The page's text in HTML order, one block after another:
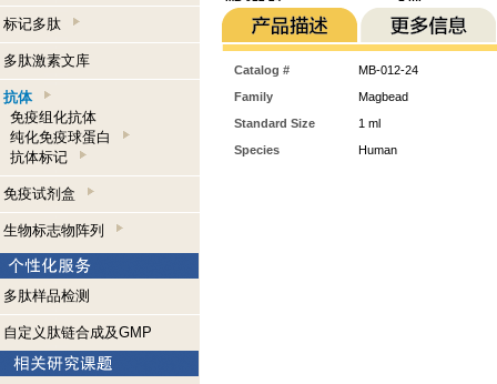
标记多肽
多肽激素文库
抗体
免疫组化抗体
纯化免疫球蛋白
抗体标记
免疫试剂盒
生物标志物阵列
多肽样品检测
自定义肽链合成及GMP
Catalog #
MB-012-24
Family
Magbead
Standard Size
1 ml
Species
Human